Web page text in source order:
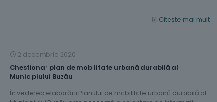
Citește mai mult
2 decembrie 2020
Chestionar plan de mobilitate urbană durabilă al
Municipiului Buzău
În vederea elaborării Planului de mobilitate urbană durabilă al